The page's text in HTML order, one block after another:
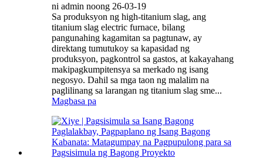
ni admin noong 26-03-19
Sa produksyon ng high-titanium slag, ang
titanium slag electric furnace, bilang
pangunahing kagamitan sa pagtunaw, ay
direktang tumutukoy sa kapasidad ng
produksyon, pagkontrol sa gastos, at kakayahang
makipagkumpitensya sa merkado ng isang
negosyo. Dahil sa mga taon ng malalim na
paglilinang sa larangan ng titanium slag sme...
Magbasa pa